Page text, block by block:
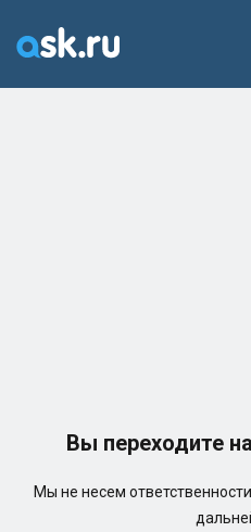
Вы переходите
Мы не несем